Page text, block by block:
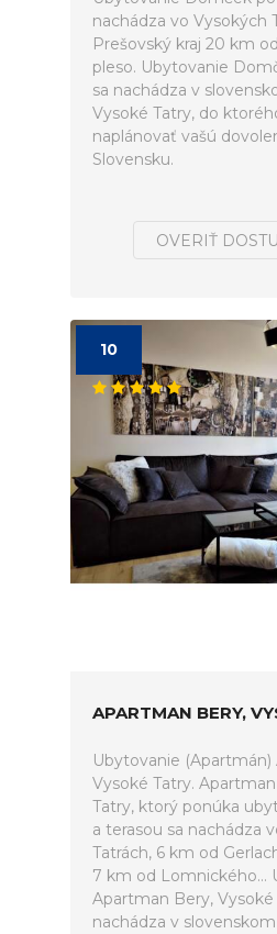
nachádza vo Vysokých
Prešovský kraj 20 km
pleso. Ubytovanie
sa nachádza v
Vysoké Tatry, do
naplánovať vašú
Slovensku.
OVERIŤ
10
APARTMAN BERY,
Ubytovanie
Vysoké Tatry.
Tatry, ktorý ponúka
a terasou sa nachádza
Tatrách, 6 km od
7 km od Lomnického...
Apartman Bery, Vysoké
nachádza v